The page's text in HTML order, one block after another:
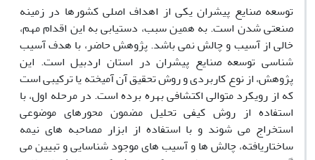
توسعه صنایع پیشران یکی از اهداف اصلی کشورها در زمینه
صنعتی شدن است. به همین سبب، دستیابی به این اقدام مهم،
خالی از آسیب و چالش نمی باشد. پژوهش حاضر، با هدف آسیب
شناسی توسعه صنایع پیشران در استان اردبیل است. این
پژوهش، از نوع کاربردی و روش تحقیق آن آمیخته یا ترکیبی است
که از رویکرد متوالی اکتشافی بهره برده است. در مرحله اول، با
استفاده از روش کیفی تحلیل مضمون محورهای موضوعی
استخراج می شوند و با استفاده از ابزار مصاحبه های نیمه
ساختاریافته، چالش ها و آسیب های موجود شناسایی و تبیین می